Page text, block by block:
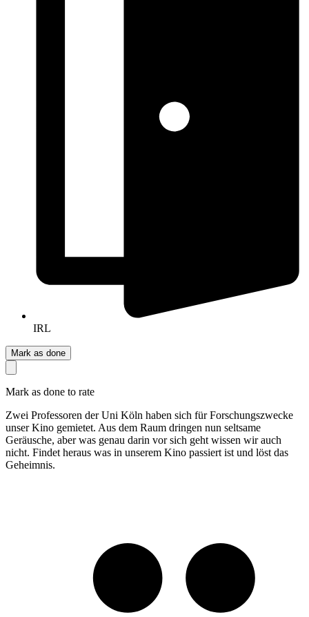
IRL
Mark as done
Mark as done to rate
Zwei Professoren der Uni Köln haben sich für Forschungszwecke
unser Kino gemietet. Aus dem Raum dringen nun seltsame
Geräusche, aber was genau darin vor sich geht wissen wir auch
nicht. Findet heraus was in unserem Kino passiert ist und löst das
Geheimnis.